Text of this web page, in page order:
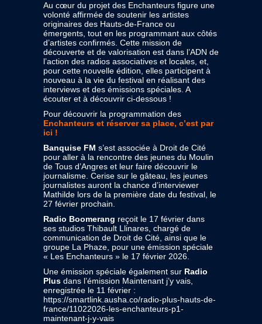
Au cœur du projet des Enchanteurs figure une
volonté affirmée de soutenir les artistes
originaires des Hauts-de-France ou
émergents, tout en les programmant aux côtés
d’artistes confirmés. Cette mission de
découverte et de valorisation est dans l’ADN de
l’action des radios associatives et locales, et,
pour cette nouvelle édition, elles participent à
nouveau à la vie du festival en réalisant des
interviews et des émissions spéciales. A
écouter et à découvrir ci-dessous !
Pour découvrir la programmation des
Enchanteurs et réserver sa place, c’est par
ici !
Banquise FM s’est associée à Droit de Cité
pour aller à la rencontre des jeunes du Moulin
de Tous d’Angres et leur faire découvrir le
journalisme. Cerise sur le gâteau, les jeunes
journalistes auront la chance d’interviewer
Mathilde lors de la première date du festival, le
27 février prochain.
Radio Boomerang reçoit le 17 février dans
ses studios Thibault Llinares, chargé de
communication de Droit de Cité, ainsi que le
groupe La Phaze, pour une émission spéciale
« Les Enchanteurs » le 17 février 2026.
Une émission spéciale également sur Radio
Plus dans l’émission Maintenant j’y vais,
enregistrée le 11 février :
https://smartlink.ausha.co/radio-plus-hauts-de-
france/11022026-les-enchanteurs-p1-
maintenant-j-y-vais